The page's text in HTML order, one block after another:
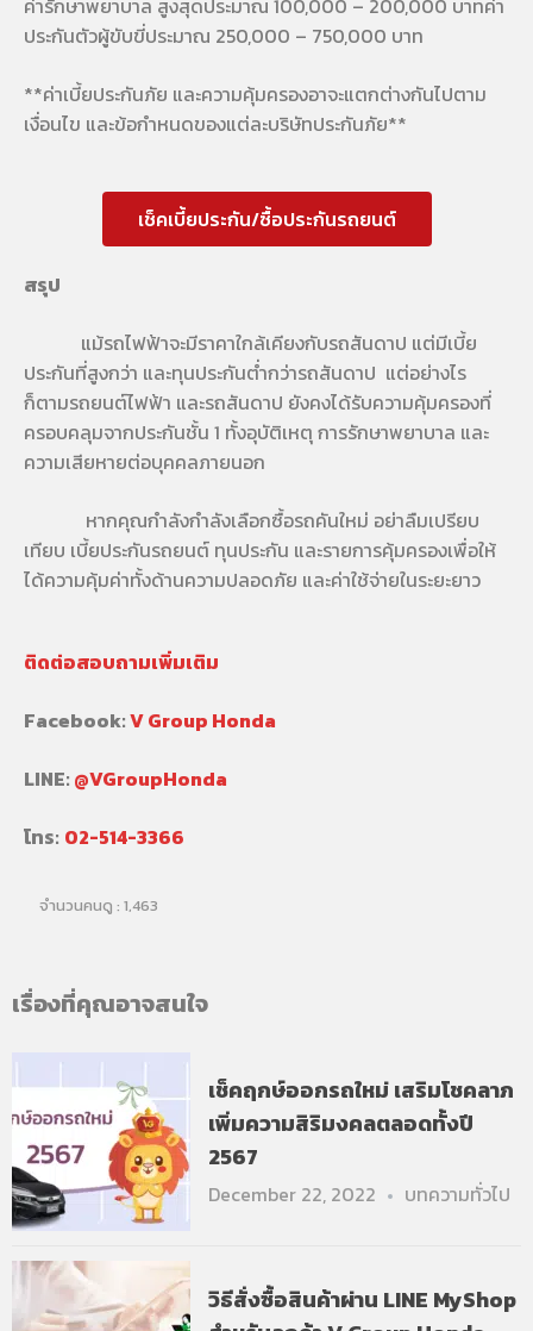
ค่ารักษาพยาบาล สูงสุดประมาณ 100,000 – 200,000 บาทค่า
ประกันตัวผู้ขับขี่ประมาณ 250,000 – 750,000 บาท
**ค่าเบี้ยประกันภัย และความคุ้มครองอาจะแตกต่างกันไปตาม
เงื่อนไข และข้อกำหนดของแต่ละบริษัทประกันภัย**
เช็คเบี้ยประกัน/ซื้อประกันรถยนต์
สรุป
แม้รถไฟฟ้าจะมีราคาใกล้เคียงกับรถสันดาป แต่มีเบี้ย
ประกันที่สูงกว่า และทุนประกันต่ำกว่ารถสันดาป แต่อย่างไร
ก็ตามรถยนต์ไฟฟ้า และรถสันดาป ยังคงได้รับความคุ้มครองที่
ครอบคลุมจากประกันชั้น 1 ทั้งอุบัติเหตุ การรักษาพยาบาล และ
ความเสียหายต่อบุคคลภายนอก
หากคุณกำลังกำลังเลือกซื้อรถคันใหม่ อย่าลืมเปรียบ
เทียบ เบี้ยประกันรถยนต์ ทุนประกัน และรายการคุ้มครองเพื่อให้
ได้ความคุ้มค่าทั้งด้านความปลอดภัย และค่าใช้จ่ายในระยะยาว
ติดต่อสอบถามเพิ่มเติม
Facebook:V Group Honda
LINE: @VGroupHonda
โทร: 02-514-3366
จำนวนคนดู : 1,463
เรื่องที่คุณอาจสนใจ
เช็คฤกษ์ออกรถใหม่ เสริมโชคลาภ
เพิ่มความสิริมงคลตลอดทั้งปี
2567
December 22, 2022 บทความทั่วไป
วิธีสั่งซื้อสินค้าผ่าน LINE MyShop